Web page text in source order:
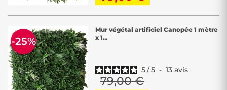
Mur végétal artificiel Canopée 1 mètre
x 1...
5/5 - 13 avis
79,00 €
-25%